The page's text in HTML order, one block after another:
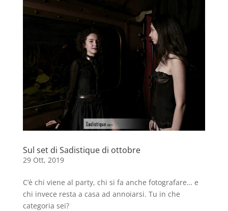
Sul set di Sadistique di ottobre
29 Ott, 2019
C’è chi viene al party, chi si fa anche fotografare… e
chi invece resta a casa ad annoiarsi. Tu in che
categoria sei?